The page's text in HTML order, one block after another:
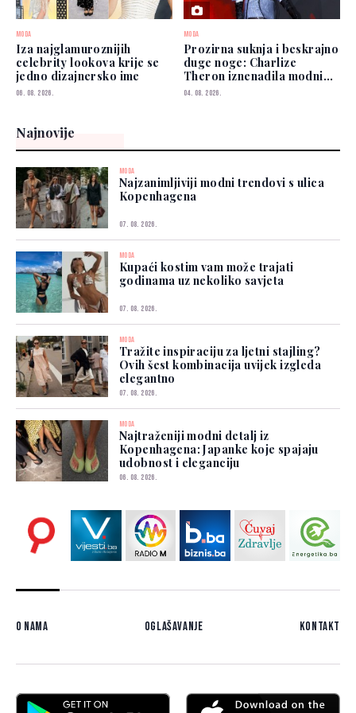
MODA
Iza najglamuroznijih
celebrity lookova krije se
jedno dizajnersko ime
06. 08. 2026.
MODA
Prozirna suknja i beskrajno
duge noge: Charlize
Theron iznenadila modnim
izborom
04. 08. 2026.
Najnovije
MODA
Najzanimljiviji modni trendovi s ulica
Kopenhagena
07. 08. 2026.
MODA
Kupaći kostim vam može trajati
godinama uz nekoliko savjeta
07. 08. 2026.
MODA
Tražite inspiraciju za ljetni stajling?
Ovih šest kombinacija uvijek izgleda
elegantno
07. 08. 2026.
MODA
Najtraženiji modni detalj iz
Kopenhagena: Japanke koje spajaju
udobnost i eleganciju
06. 08. 2026.
O nama Oglašavanje Kontakt